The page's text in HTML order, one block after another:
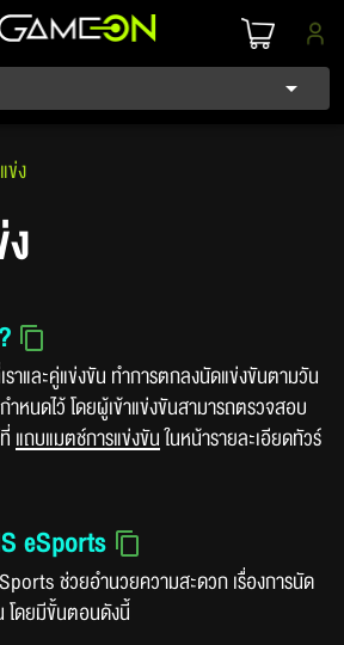
ข่ง
าและคู่แข่งขัน ทำการตกลงนัดแข่งขันตามวัน
ำหนดไว้ โดยผู้เข้าแข่งขันสามารถตรวจสอบ
แถบแมตช์การแข่งขันในหน้ารายละเอียดทัวร์
eSports
ช่วยอำนวยความสะดวก เรื่องการนัด
โดยมีขั้นตอนดังนี้